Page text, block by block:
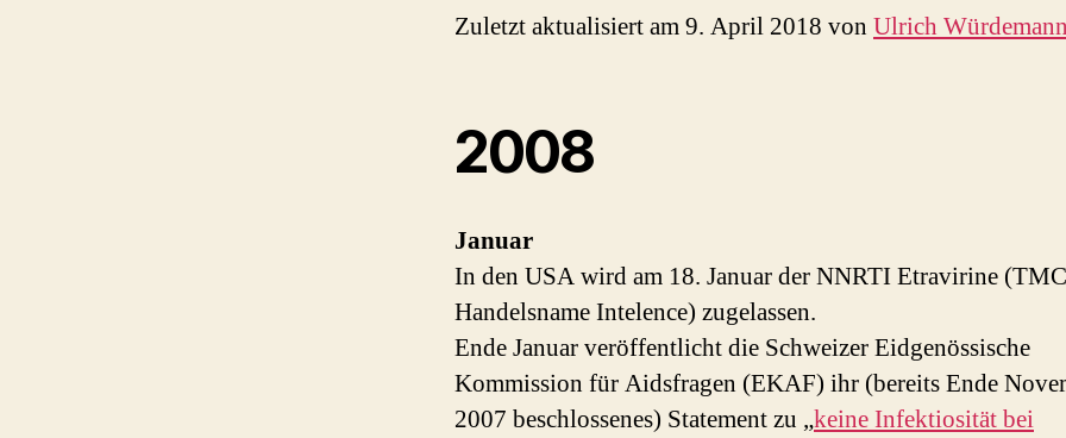
Zuletzt aktualisiert am 9. April 2018 von Ulrich Würdemann
2008
Januar
In den USA wird am 18. Januar der NNRTI Etravirine
Handelsname Intelence) zugelassen.
Ende Januar veröffentlicht die Schweizer Eidgenössische
Kommission für Aidsfragen (EKAF) ihr (bereits Ende
2007 beschlossenes) Statement zu „keine Infektiosität bei